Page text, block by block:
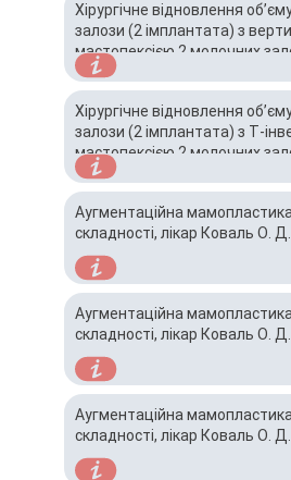
Хірургічне відновлення
залози (2 імплантата) з
мастопексією 2 молочних
Чмелюк І.О.
Хірургічне відновлення
залози (2 імплантата) з Т-
мастопексією 2 молочних
Чмелюк І.О.
Аугментаційна мамопластика
складності, лікар Коваль О. Д.
Аугментаційна мамопластика
складності, лікар Коваль О. Д.
Аугментаційна мамопластика
складності, лікар Коваль О. Д.